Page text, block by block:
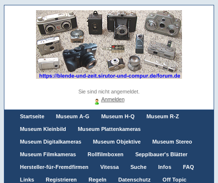
Sie sind nicht angemeldet.
Anmelden
Startseite Museum A-G Museum H-Q Museum R-Z
Museum Kleinbild Museum Plattenkameras
Museum Digitalkameras Museum Objektive Museum Stereo
Museum Filmkameras Rollfilmboxen Sepplbauer's Blätter
Hersteller-für-Fremdfirmen Vitessa Suche Infos FAQ
Links Registrieren Regeln Datenschutz Off Topic